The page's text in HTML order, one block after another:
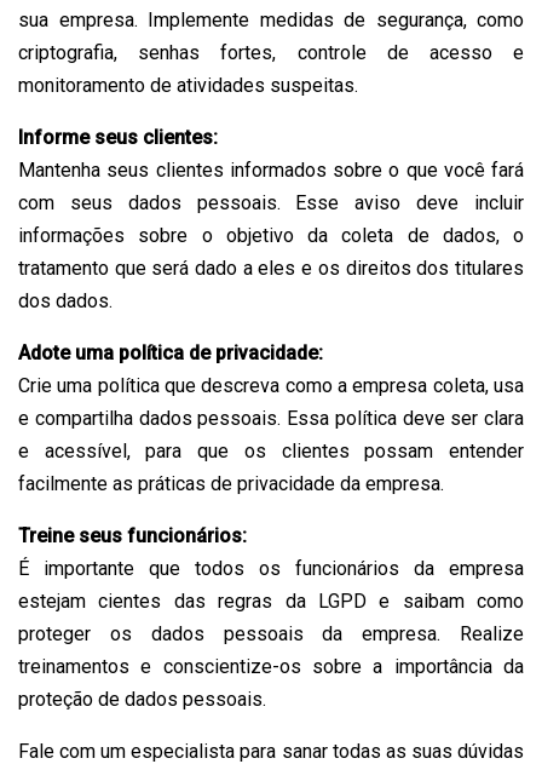
sua empresa. Implemente medidas de segurança, como
criptografia, senhas fortes, controle de acesso e
monitoramento de atividades suspeitas.
Informe seus clientes:
Mantenha seus clientes informados sobre o que você fará
com seus dados pessoais. Esse aviso deve incluir
informações sobre o objetivo da coleta de dados, o
tratamento que será dado a eles e os direitos dos titulares
dos dados.
Adote uma política de privacidade:
Crie uma política que descreva como a empresa coleta, usa
e compartilha dados pessoais. Essa política deve ser clara
e acessível, para que os clientes possam entender
facilmente as práticas de privacidade da empresa.
Treine seus funcionários:
É importante que todos os funcionários da empresa
estejam cientes das regras da LGPD e saibam como
proteger os dados pessoais da empresa. Realize
treinamentos e conscientize-os sobre a importância da
proteção de dados pessoais.
Fale com um especialista para sanar todas as suas dúvidas